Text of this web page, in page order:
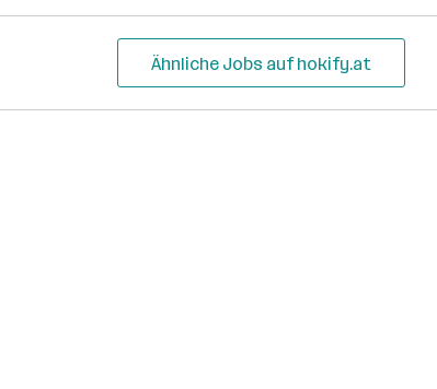
Ähnliche Jobs auf hokify.at